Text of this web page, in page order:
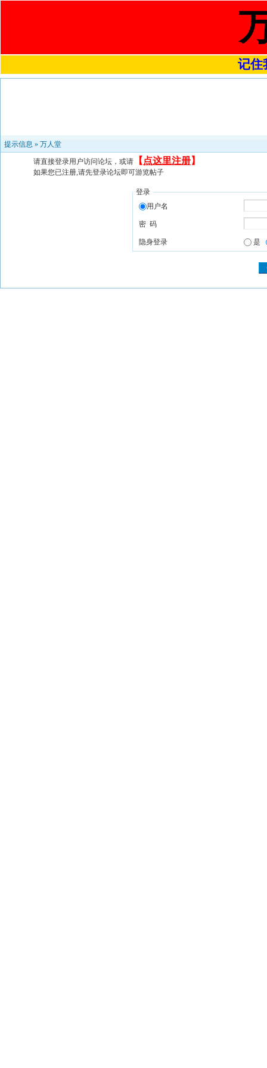
记住
提示信息 » 万人堂
请直接登录用户访问论坛，或请 【 点这里注册】
如果您已注册,请先登录论坛即可游览帖子
登录
用户名
密 码
隐身登录 是